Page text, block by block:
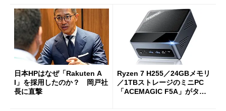
日本HPはなぜ「Rakuten A
I」を採用したのか？ 岡戸社
長に直撃
Ryzen 7 H255／24GBメモリ
／1TBストレージのミニPC
「ACEMAGIC F5A」がタイ